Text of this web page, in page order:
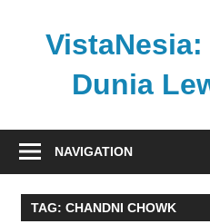
Dunia
nasional
global
dalam
NAVIGATION
TAG: CHANDNI CHOWK